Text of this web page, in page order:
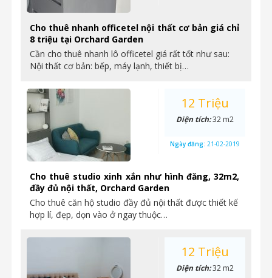
Cho thuê nhanh officetel nội thất cơ bản giá chỉ
8 triệu tại Orchard Garden
Cần cho thuê nhanh lô officetel giá rất tốt như sau:
Nội thất cơ bản: bếp, máy lạnh, thiết bị…
Cho thuê studio xinh xắn như hình đăng, 32m2,
đầy đủ nội thất, Orchard Garden
Cho thuê căn hộ studio đầy đủ nội thất được thiết kế
hợp lí, đẹp, dọn vào ở ngay thuộc…
12 Triệu
Diện tích:32 m2
Ngày đăng: 21-02-2019
12 Triệu
Diện tích:32 m2